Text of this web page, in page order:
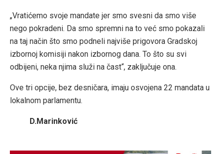
„Vratićemo svoje mandate jer smo svesni da smo više
nego pokradeni. Da smo spremni na to već smo pokazali
na taj način što smo podneli najviše prigovora Gradskoj
izbornoj komisiji nakon izbornog dana. To što su svi
odbijeni, neka njima služi na čast“, zaključuje ona.
Ove tri opcije, bez desničara, imaju osvojena 22 mandata u
lokalnom parlamentu.
D.Marinković